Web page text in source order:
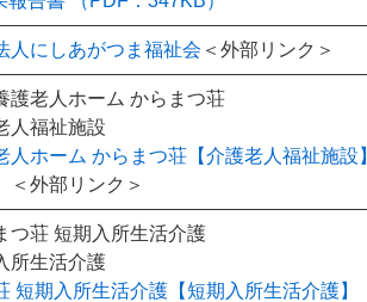
人にしあがつま福祉会 ＜外部リンク＞
老人ホーム からまつ荘
福祉施設
人ホーム からまつ荘【介護老人福祉施設
＜外部リンク＞
荘 短期入所生活介護
生活介護
短期入所生活介護【短期入所生活介護】